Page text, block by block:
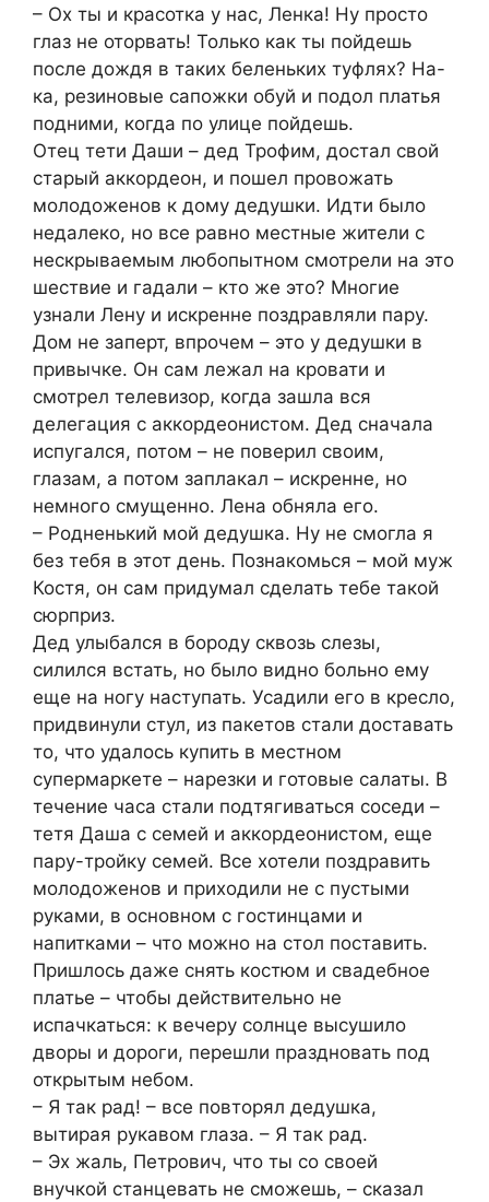
– Ох ты и красотка у нас, Ленка! Ну просто
глаз не оторвать! Только как ты пойдешь
после дождя в таких беленьких туфлях? На-
ка, резиновые сапожки обуй и подол платья
подними, когда по улице пойдешь.
Отец тети Даши – дед Трофим, достал свой
старый аккордеон, и пошел провожать
молодоженов к дому дедушки. Идти было
недалеко, но все равно местные жители с
нескрываемым любопытном смотрели на это
шествие и гадали – кто же это? Многие
узнали Лену и искренне поздравляли пару.
Дом не заперт, впрочем – это у дедушки в
привычке. Он сам лежал на кровати и
смотрел телевизор, когда зашла вся
делегация с аккордеонистом. Дед сначала
испугался, потом – не поверил своим,
глазам, а потом заплакал – искренне, но
немного смущенно. Лена обняла его.
– Родненький мой дедушка. Ну не смогла я
без тебя в этот день. Познакомься – мой муж
Костя, он сам придумал сделать тебе такой
сюрприз.
Дед улыбался в бороду сквозь слезы,
силился встать, но было видно больно ему
еще на ногу наступать. Усадили его в кресло,
придвинули стул, из пакетов стали доставать
то, что удалось купить в местном
супермаркете – нарезки и готовые салаты. В
течение часа стали подтягиваться соседи –
тетя Даша с семей и аккордеонистом, еще
пару-тройку семей. Все хотели поздравить
молодоженов и приходили не с пустыми
руками, в основном с гостинцами и
напитками – что можно на стол поставить.
Пришлось даже снять костюм и свадебное
платье – чтобы действительно не
испачкаться: к вечеру солнце высушило
дворы и дороги, перешли праздновать под
открытым небом.
– Я так рад! – все повторял дедушка,
вытирая рукавом глаза. – Я так рад.
– Эх жаль, Петрович, что ты со своей
внучкой станцевать не сможешь, – сказал